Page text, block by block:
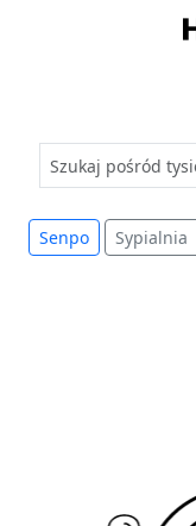
Senpo Sypialnia